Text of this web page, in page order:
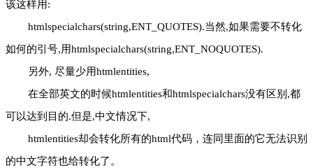
该这样用:
htmlspecialchars(string,ENT_QUOTES).当然,如果需要不转化
如何的引号,用htmlspecialchars(string,ENT_NOQUOTES).
另外, 尽量少用htmlentities,
在全部英文的时候htmlentities和htmlspecialchars没有区别,都
可以达到目的.但是,中文情况下,
htmlentities却会转化所有的html代码，连同里面的它无法识别
的中文字符也给转化了。